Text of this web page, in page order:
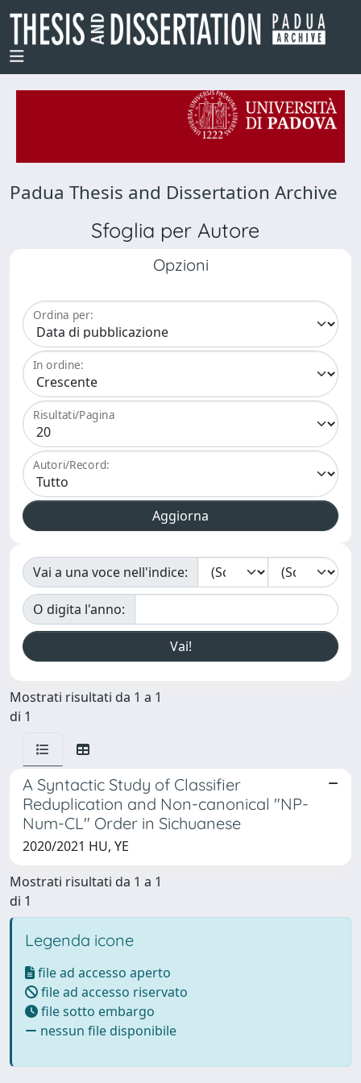
Padua Thesis and Dissertation Archive
Sfoglia per Autore
Opzioni
Ordina per:
In ordine:
Risultati/Pagina
Autori/Record:
Vai a una voce nell'indice:
O digita l'anno:
Mostrati risultati da 1 a 1
di 1
A Syntactic Study of Classifier
Reduplication and Non-canonical "NP-
Num-CL" Order in Sichuanese
2020/2021 HU, YE
Mostrati risultati da 1 a 1
di 1
Legenda icone
file ad accesso aperto
file ad accesso riservato
file sotto embargo
nessun file disponibile